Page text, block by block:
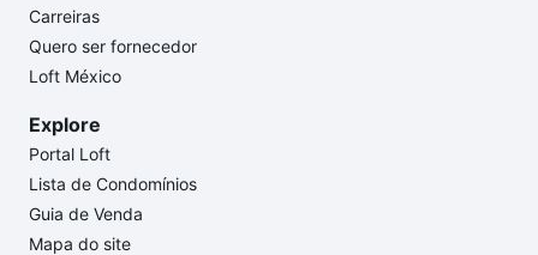
Carreiras
Quero ser fornecedor
Loft México
Explore
Portal Loft
Lista de Condomínios
Guia de Venda
Mapa do site